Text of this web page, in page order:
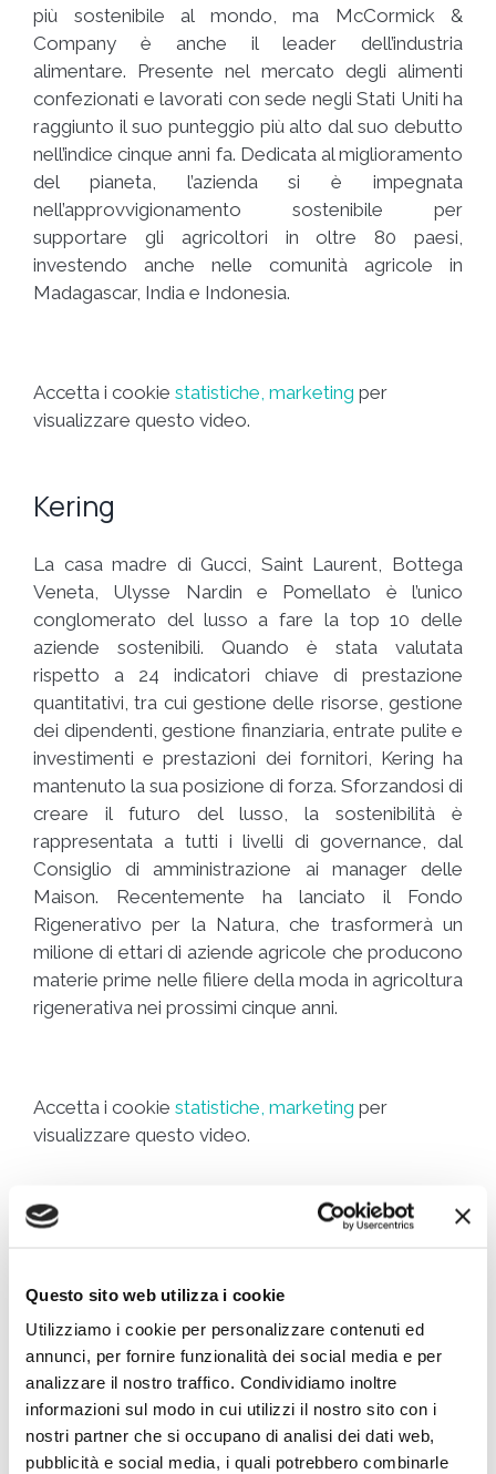
Questo sito web utilizza i cookie
Utilizziamo i cookie per personalizzare contenuti ed
annunci, per fornire funzionalità dei social media e per
analizzare il nostro traffico. Condividiamo inoltre
informazioni sul modo in cui utilizzi il nostro sito con i
nostri partner che si occupano di analisi dei dati web,
pubblicità e social media, i quali potrebbero combinarle
più sostenibile al mondo, ma McCormick &
Company è anche il leader dell’industria
alimentare. Presente nel mercato degli alimenti
confezionati e lavorati con sede negli Stati Uniti ha
raggiunto il suo punteggio più alto dal suo debutto
nell’indice cinque anni fa. Dedicata al miglioramento
del pianeta, l’azienda si è impegnata
nell’approvvigionamento sostenibile per
supportare gli agricoltori in oltre 80 paesi,
investendo anche nelle comunità agricole in
Madagascar, India e Indonesia.
Accetta i cookie statistiche, marketing per
visualizzare questo video.
Kering
La casa madre di Gucci, Saint Laurent, Bottega
Veneta, Ulysse Nardin e Pomellato è l’unico
conglomerato del lusso a fare la top 10 delle
aziende sostenibili. Quando è stata valutata
rispetto a 24 indicatori chiave di prestazione
quantitativi, tra cui gestione delle risorse, gestione
dei dipendenti, gestione finanziaria, entrate pulite e
investimenti e prestazioni dei fornitori, Kering ha
mantenuto la sua posizione di forza. Sforzandosi di
creare il futuro del lusso, la sostenibilità è
rappresentata a tutti i livelli di governance, dal
Consiglio di amministrazione ai manager delle
Maison. Recentemente ha lanciato il Fondo
Rigenerativo per la Natura, che trasformerà un
milione di ettari di aziende agricole che producono
materie prime nelle filiere della moda in agricoltura
rigenerativa nei prossimi cinque anni.
Accetta i cookie statistiche, marketing per
visualizzare questo video.
Leader nelle tecnologie e nei servizi sostenibili per
gli aggregati, la lavorazione dei minerali e le
industrie di riciclaggio, Metso Outotec occupa con
orgoglio l’ottava posizione nell’indice Global
100. Con l’obiettivo di avere un impatto positivo sul
pianeta attraverso l’essere un leader sostenibile,